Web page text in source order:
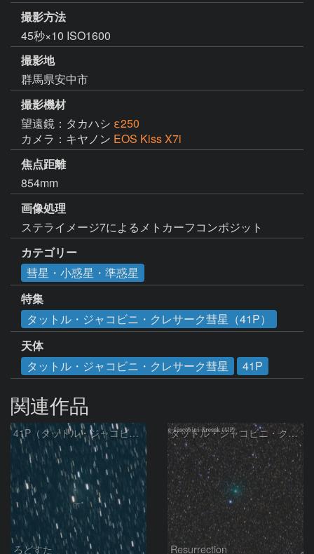
撮影方法
45秒×10 ISO1600
撮影地
群馬県安中市
撮影機材
望遠鏡：タカハシ ε250
カメラ：キヤノン EOS Kiss X7i
焦点距離
854mm
画像処理
ステライメージ7によるメトカーフコンポジット
カテゴリー
彗星・小惑星・準惑星
特集
タットル・ジャコビニ・クレサーク彗星（41P）
天体
タットル・ジャコビニ・クレサーク彗星
41P
関連作品
41P（タットル・ジャコビニ・クレサック彗星）
ろどすた
タットル・ジャコビニ・クレサーク彗星 (41P) 5/29
Resurrection